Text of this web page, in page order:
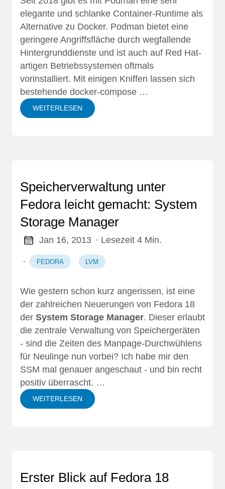
elegante und schlanke Container-Runtime als
Alternative zu Docker. Podman bietet eine
geringere Angriffsfläche durch wegfallende
Hintergrunddienste und ist auch auf Red Hat-
artigen Betriebssystemen oftmals
vorinstalliert. Mit einigen Kniffen lassen sich
bestehende docker-compose …
WEITERLESEN
Speicherverwaltung unter
Fedora leicht gemacht: System
Storage Manager
Jan 16, 2013 · Lesezeit 4 Min.
· FEDORA LVM
Wie gestern schon kurz angerissen, ist eine
der zahlreichen Neuerungen von Fedora 18
der System Storage Manager. Dieser erlaubt
die zentrale Verwaltung von Speichergeräten
- sind die Zeiten des Manpage-Durchwühlens
für Neulinge nun vorbei? Ich habe mir den
SSM mal genauer angeschaut - und bin recht
positiv überrascht. …
WEITERLESEN
Erster Blick auf Fedora 18